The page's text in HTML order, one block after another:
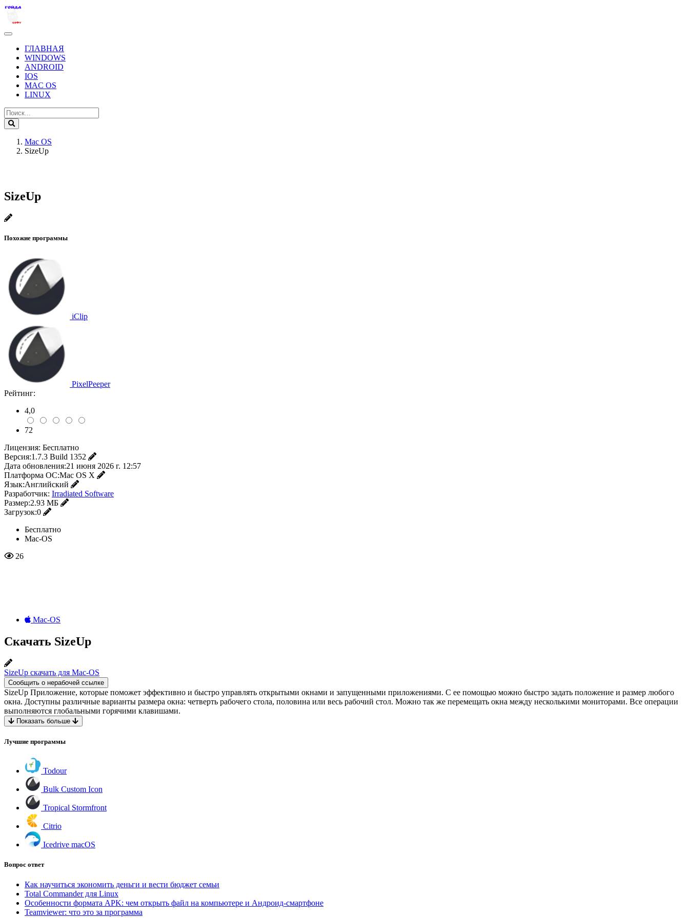
ГЛАВНАЯ
WINDOWS
ANDROID
IOS
MAC OS
LINUX
Mac OS
SizeUp
SizeUp
Похожие программы
iClip
PixelPeeper
Рейтинг:
4,0
72
Лицензия: Бесплатно
Версия:1.7.3 Build 1352
Дата обновления:21 июня 2026 г. 12:57
Платформа ОС:Mac OS X
Язык:Английский
Разработчик: Irradiated Software
Размер:2.93 МБ
Загрузок:0
Бесплатно
Mac-OS
26
Mac-OS
Скачать SizeUp
SizeUp скачать для Mac-OS
Сообщить о нерабочей ссылке
SizeUp Приложение, которые поможет эффективно и быстро управлять открытыми окнами и запущенными приложениями. С ее помощью можно быстро задать положение и размер любого
окна. Доступны различные варианты размера окна: четверть рабочего стола, половина или весь рабочий стол. Можно так же перемещать окна между несколькими мониторами. Все операции
выполняются глобальными горячими клавишами.
Показать больше
Лучшие программы
Todour
Bulk Custom Icon
Tropical Stormfront
Citrio
Icedrive macOS
Вопрос ответ
Как научиться экономить деньги и вести бюджет семьи
Total Commander для Linux
Особенности формата APK: чем открыть файл на компьютере и Андроид-смартфоне
Teamviewer: что это за программа